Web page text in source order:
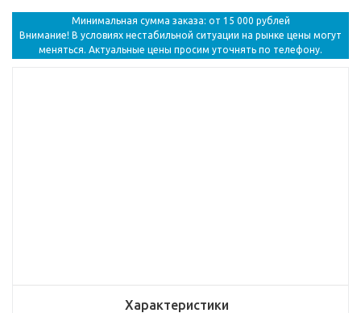
Минимальная сумма заказа: от 15 000 рублей
Внимание! В условиях нестабильной ситуации на рынке цены могут
меняться. Актуальные цены просим уточнять по телефону.
Характеристики